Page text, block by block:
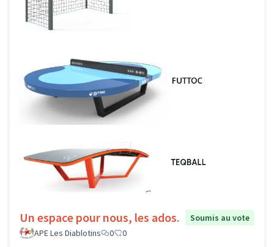
Un espace pour nous, les ados.
Soumis au vote
APE Les Diablotins
0 0